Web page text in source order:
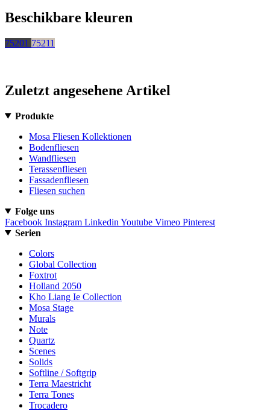
Beschikbare kleuren
75201 75211
Zuletzt angesehene Artikel
Produkte
Mosa Fliesen Kollektionen
Bodenfliesen
Wandfliesen
Terassenfliesen
Fassadenfliesen
Fliesen suchen
Folge uns
Facebook Instagram Linkedin Youtube Vimeo Pinterest
Serien
Colors
Global Collection
Foxtrot
Holland 2050
Kho Liang Ie Collection
Mosa Stage
Murals
Note
Quartz
Scenes
Solids
Softline / Softgrip
Terra Maestricht
Terra Tones
Trocadero